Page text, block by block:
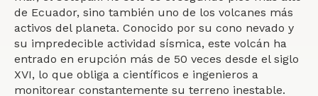
de Ecuador, sino también uno de los volcanes más
activos del planeta. Conocido por su cono nevado y
su impredecible actividad sísmica, este volcán ha
entrado en erupción más de 50 veces desde el siglo
XVI, lo que obliga a científicos e ingenieros a
monitorear constantemente su terreno inestable.